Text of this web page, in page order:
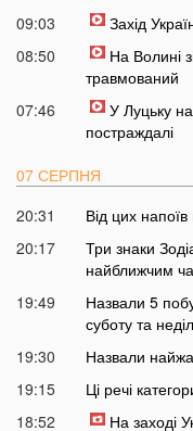
09:03
Захід
08:50
На Волині
травмований
07:46
У Луцьку
постраждалі
07 СЕРПНЯ
20:31
Від цих
20:17
Три знаки
найближчим
19:49
Назвали 5
суботу та
19:30
Назвали
19:15
Ці речі
18:52
На заході